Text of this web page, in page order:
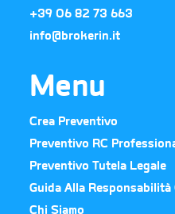
+39 06 82 73 663​
info@brokerin.it
Menu
Crea Preventivo
Preventivo RC
Preventivo Tutela Legale
Guida Alla Responsabilità
Chi Siamo